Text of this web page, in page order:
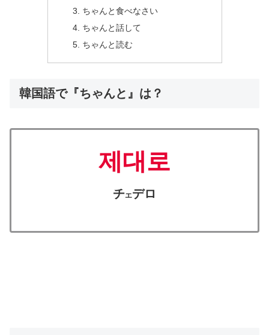
ちゃんと食べなさい
ちゃんと話して
ちゃんと読む
韓国語で『ちゃんと』は？
제대로
チエデロ